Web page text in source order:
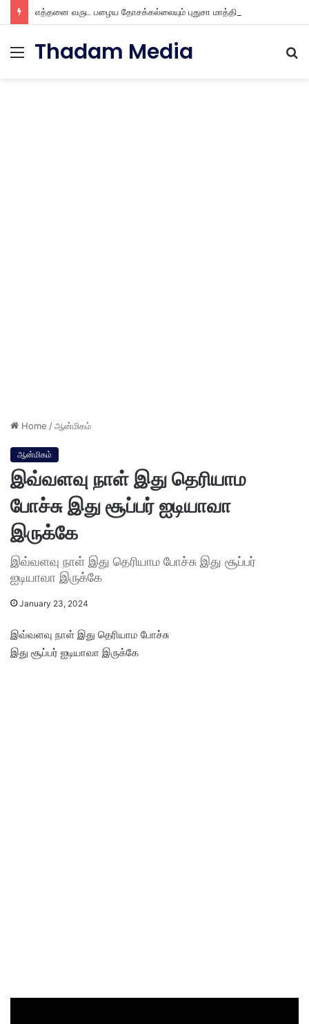
Menu
Thadam Media
Home /ஆன்மிகம்
ஆன்மிகம்
இவ்வளவு நாள் இது தெரியாம
போச்சு இது சூப்பர் ஐடியாவா
இருக்கே
இவ்வளவு நாள் இது தெரியாம போச்சு இது சூப்பர்
ஐடியாவா இருக்கே
January 23, 2024
இவ்வளவு நாள் இது தெரியாம போச்சு
இது சூப்பர் ஐடியாவா இருக்கே